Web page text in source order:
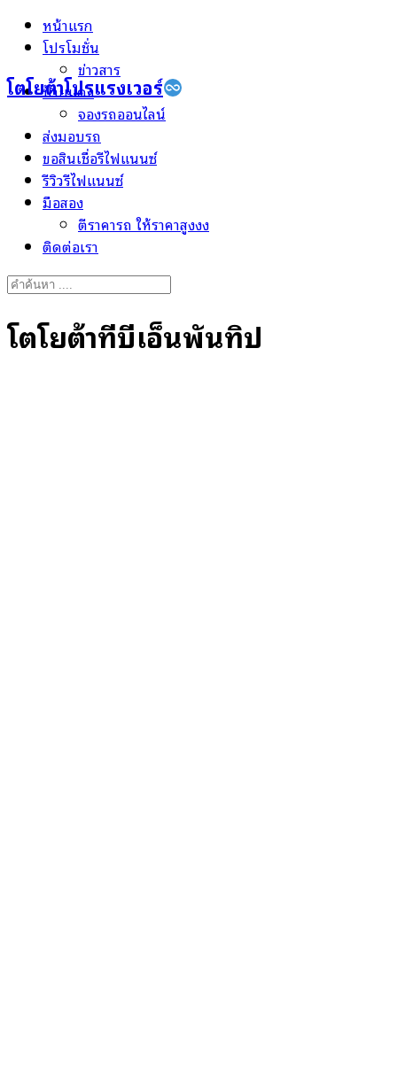
Skip
โตโยต้าโปรแรงเวอร์
หน้าแรก
โปรโมชั่น
ข่าวสาร
ป้ายแดง
จองรถออนไลน์
ส่งมอบรถ
ขอสินเชื่อรีไฟแนนซ์
รีวิวรีไฟแนนซ์
มือสอง
ตีราคารถ ให้ราคาสูงงง
ติดต่อเรา
Search
โตโยต้าทีบีเอ็นพันทิป